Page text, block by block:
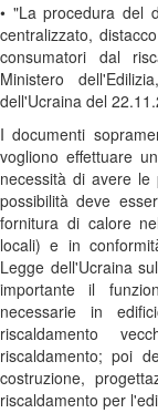
• "La procedura del
centralizzato,
consumatori dal
Ministero
dell'Ucraina del
I documenti
vogliono effettuare
necessità di avere le
possibilità deve
fornitura di calore
locali) e in
Legge dell'Ucraina
importante il
necessarie in
riscaldamento
riscaldamento; poi
costruzione,
riscaldamento per